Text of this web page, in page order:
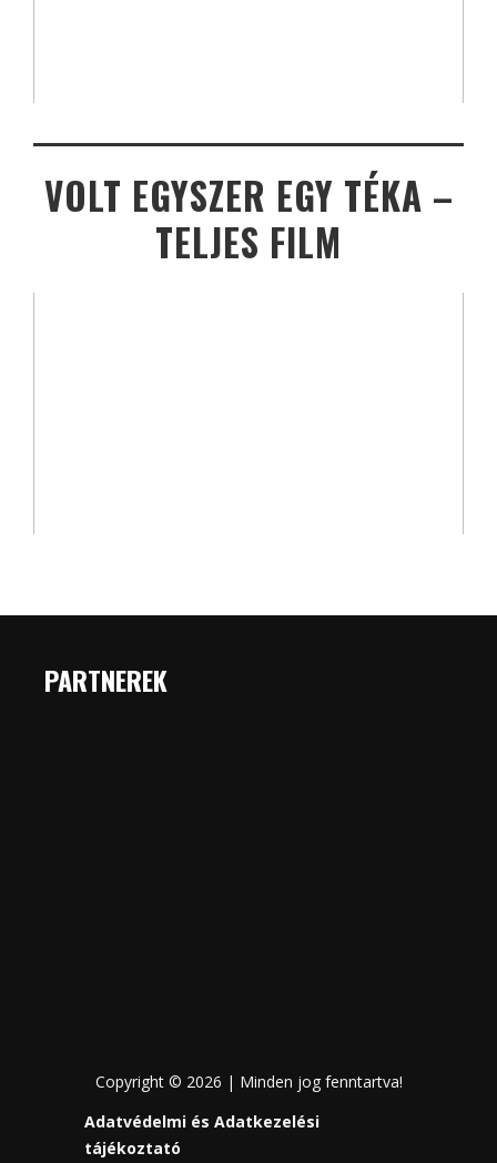
VOLT EGYSZER EGY TÉKA –
TELJES FILM
PARTNEREK
Copyright © 2026 | Minden jog fenntartva!
Adatvédelmi és Adatkezelési
tájékoztató